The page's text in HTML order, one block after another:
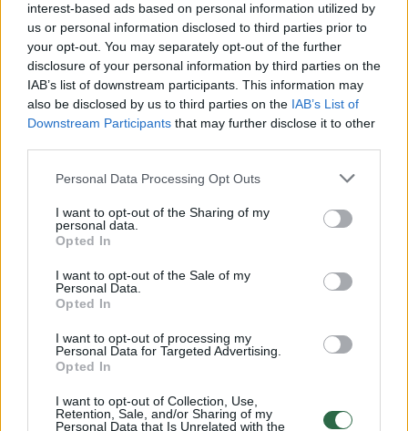
interest-based ads based on personal information utilized by
us or personal information disclosed to third parties prior to
your opt-out. You may separately opt-out of the further
disclosure of your personal information by third parties on the
IAB’s list of downstream participants. This information may
also be disclosed by us to third parties on the IAB’s List of
Downstream Participants that may further disclose it to other
Personal Data Processing Opt Outs
I want to opt-out of the Sharing of my
personal data.
Opted In
I want to opt-out of the Sale of my
Personal Data.
Opted In
I want to opt-out of processing my
Personal Data for Targeted Advertising.
Opted In
I want to opt-out of Collection, Use,
Retention, Sale, and/or Sharing of my
Personal Data that Is Unrelated with the
Žiūrimiausi įrašai
00:00:30
Vaizdai iš tragiškos avarijos Vilniaus r.: dviejų moterų ir
vaiko gyvybių išgelbėti nepavyko
Žinios | Lietuvos diena
Savaitės vidurys nusimato karštas: temperatūra kils iki
32 laipsnių šilumos
Žinios | Orai
00:00:59
Nufilmavo, kaip patvino Vilniaus Vakarinis aplinkkelis:
Žinios | Lietuvos diena